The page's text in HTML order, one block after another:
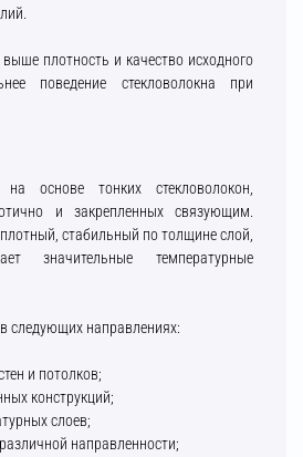
плотность и качество исходного
поведение стекловолокна при
основе тонких стекловолокон,
и закрепленных связующим.
стабильный по толщине слой,
значительные температурные
следующих направлениях:
и потолков;
конструкций;
слоев;
направленности;